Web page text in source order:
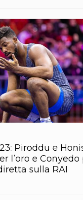
Piroddu e
l’oro e Conyedo
sulla RAI